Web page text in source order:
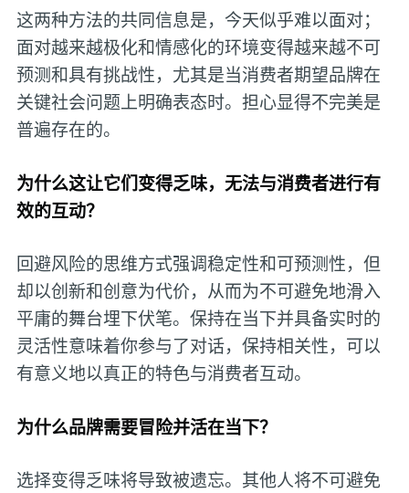
这两种方法的共同信息是，今天似乎难以面对；
面对越来越极化和情感化的环境变得越来越不可
预测和具有挑战性，尤其是当消费者期望品牌在
关键社会问题上明确表态时。担心显得不完美是
普遍存在的。
为什么这让它们变得乏味，无法与消费者进行有
效的互动？
回避风险的思维方式强调稳定性和可预测性，但
却以创新和创意为代价，从而为不可避免地滑入
平庸的舞台埋下伏笔。保持在当下并具备实时的
灵活性意味着你参与了对话，保持相关性，可以
有意义地以真正的特色与消费者互动。
为什么品牌需要冒险并活在当下？
选择变得乏味将导致被遗忘。其他人将不可避免